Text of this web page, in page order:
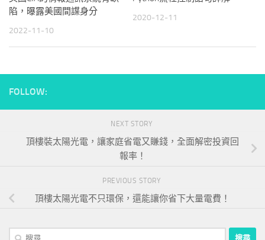
陷，曝露美國間諜身分
2022-11-10
2020-12-11
FOLLOW:
NEXT STORY
頂樓裝太陽光電，讓家庭省電又賺錢，全面解密投資回
報率！
PREVIOUS STORY
頂樓太陽光電不只環保，還能讓你省下大量電費！
搜